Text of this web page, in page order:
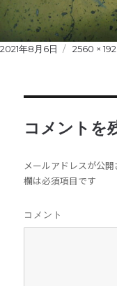
Posted
2021年8月6日
Full
2560 ×
コメントを
メールアドレスが公開
欄は必須項目です
コメント